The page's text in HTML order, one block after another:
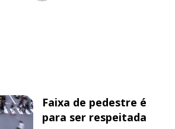
Faixa de pedestre é
para ser respeitada